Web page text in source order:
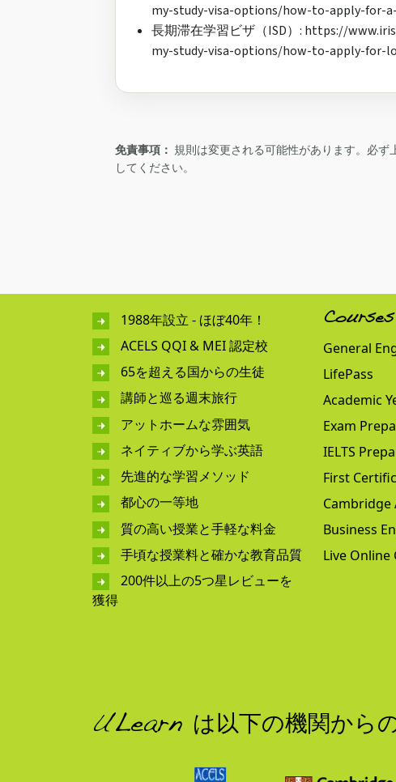
my-study-visa-options/how-to-apply-for-
長期滞在学習ビザ（ISD）: https://
my-study-visa-options/how-to-apply-for-
免責事項： 規則は変更される可能性があります。必
してください。
1988年設立 - ほぼ40年！
ACELS QQI & MEI 認定校
65を超える国からの生徒
講師と巡る週末旅行
アットホームな雰囲気
ネイティブから学ぶ英語
先進的な学習メソッド
都心の一等地
質の高い授業と手軽な料金
手頃な授業料と確かな教育品質
200件以上の5つ星レビューを
獲得
Courses
General
LifePass
Academic
Exam
IELTS
First
Cambridge
Business
Live Online
ULearn は以下の機関から